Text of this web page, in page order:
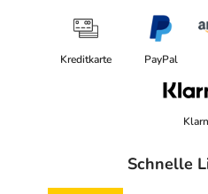
Kreditkarte PayPal
Schnelle